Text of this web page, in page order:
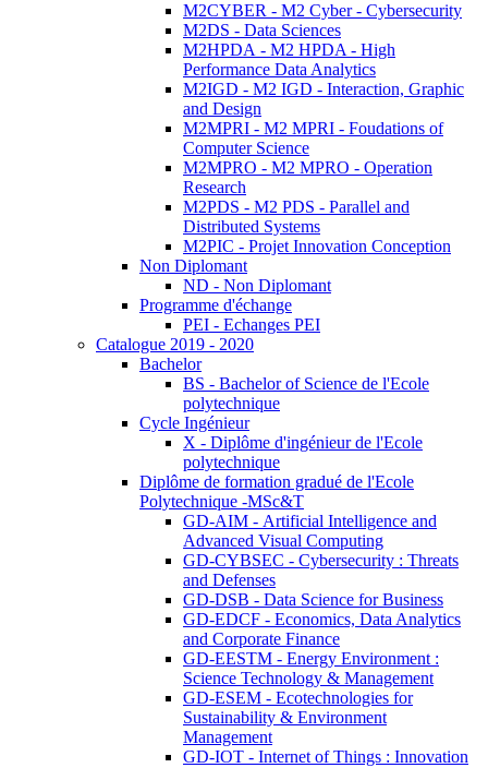
M2CYBER - M2 Cyber - Cybersecurity
M2DS - Data Sciences
M2HPDA - M2 HPDA - High
Performance Data Analytics
M2IGD - M2 IGD - Interaction, Graphic
and Design
M2MPRI - M2 MPRI - Foudations of
Computer Science
M2MPRO - M2 MPRO - Operation
Research
M2PDS - M2 PDS - Parallel and
Distributed Systems
M2PIC - Projet Innovation Conception
Non Diplomant
ND - Non Diplomant
Programme d'échange
PEI - Echanges PEI
Catalogue 2019 - 2020
Bachelor
BS - Bachelor of Science de l'Ecole
polytechnique
Cycle Ingénieur
X - Diplôme d'ingénieur de l'Ecole
polytechnique
Diplôme de formation gradué de l'Ecole
Polytechnique -MSc&T
GD-AIM - Artificial Intelligence and
Advanced Visual Computing
GD-CYBSEC - Cybersecurity : Threats
and Defenses
GD-DSB - Data Science for Business
GD-EDCF - Economics, Data Analytics
and Corporate Finance
GD-EESTM - Energy Environment :
Science Technology & Management
GD-ESEM - Ecotechnologies for
Sustainability & Environment
Management
GD-IOT - Internet of Things : Innovation